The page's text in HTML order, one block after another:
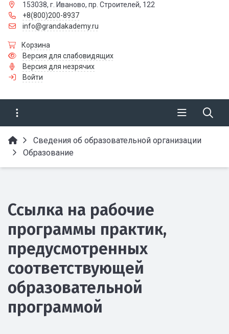
153038, г. Иваново, пр. Строителей, 122
+8(800)200-8937
info@grandakademy.ru
Корзина
Версия для слабовидящих
Версия для незрячих
Войти
Сведения об образовательной организации
Образование
Ссылка на рабочие
программы практик,
предусмотренных
соответствующей
образовательной
программой